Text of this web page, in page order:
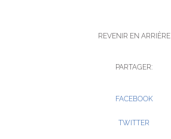
REVENIR EN ARRIÈRE
PARTAGER:
FACEBOOK
TWITTER